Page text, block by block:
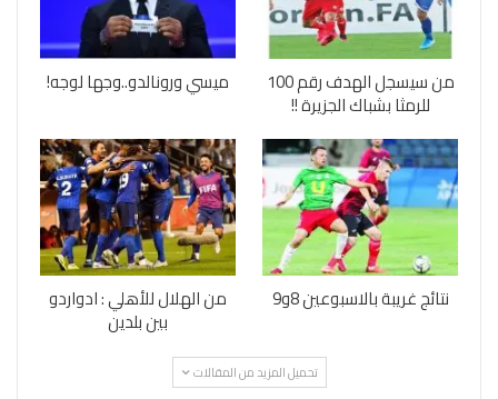
من سيسجل الهدف رقم 100
للرمثا بشباك الجزيرة !!
ميسي ورونالدو..وجها لوجه!
نتائج غريبة بالاسبوعين 8و9 من الهلال للأهلي : ادواردو
بين بلدين
تحميل المزيد من المقالات